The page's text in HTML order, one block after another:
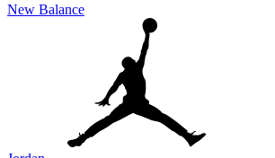
New Balance